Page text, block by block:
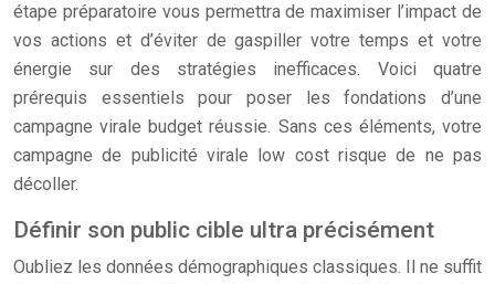
étape préparatoire vous permettra de maximiser l’impact de
vos actions et d’éviter de gaspiller votre temps et votre
énergie sur des stratégies inefficaces. Voici quatre
prérequis essentiels pour poser les fondations d’une
campagne virale budget réussie. Sans ces éléments, votre
campagne de publicité virale low cost risque de ne pas
décoller.
Définir son public cible ultra précisément
Oubliez les données démographiques classiques. Il ne suffit